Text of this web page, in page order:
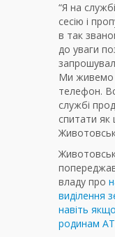
“Я на
сесію і
в так
до уваги
Ми живемо
телефон.
службі
спитати як
попереджав
владу про
виділення
навіть
родинам